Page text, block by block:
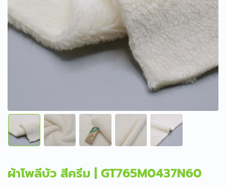
ผ้าโพลีบัว สีครีม | GT765M0437N60